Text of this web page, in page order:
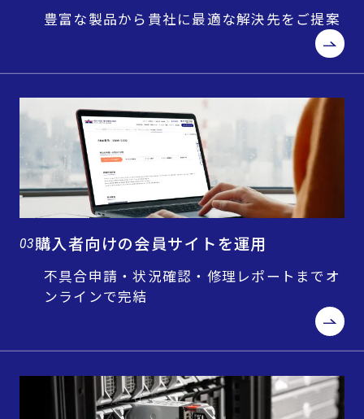
豊富な製品から貴社に最適な解決先をご提案
03購入者向けの会員サイトを運用
不具合申請・状況確認・修理レポートまでオ
ンラインで完結